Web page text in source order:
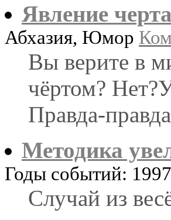
Явление
Абхазия, Юмор
Вы верите в
чёртом?
Правда-
Методика
Годы событий:
Случай из